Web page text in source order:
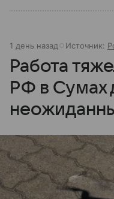
1 день назад Источник:
Работа
РФ в Сумах